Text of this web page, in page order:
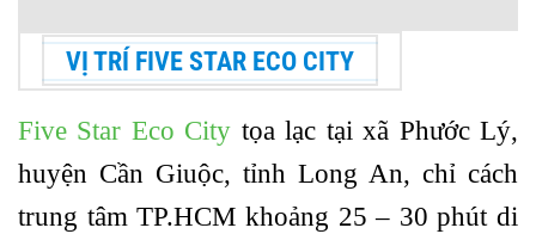
VỊ TRÍ FIVE STAR ECO CITY
Five Star Eco City tọa lạc tại xã Phước Lý,
huyện Cần Giuộc, tỉnh Long An, chỉ cách
trung tâm TP.HCM khoảng 25 – 30 phút di